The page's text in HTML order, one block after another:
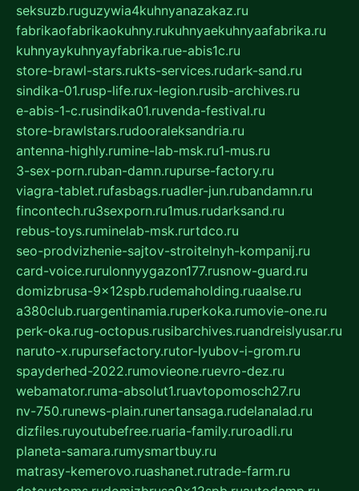
seksuzb.ruguzywia4kuhnyanazakaz.ru
fabrikaofabrikaokuhny.rukuhnyaekuhnyaafabrika.ru
kuhnyaykuhnyayfabrika.rue-abis1c.ru
store-brawl-stars.rukts-services.rudark-sand.ru
sindika-01.rusp-life.rux-legion.rusib-archives.ru
e-abis-1-c.rusindika01.ruvenda-festival.ru
store-brawlstars.rudooraleksandria.ru
antenna-highly.rumine-lab-msk.ru1-mus.ru
3-sex-porn.ruban-damn.rupurse-factory.ru
viagra-tablet.rufasbags.ruadler-jun.rubandamn.ru
fincontech.ru3sexporn.ru1mus.rudarksand.ru
rebus-toys.ruminelab-msk.rurtdco.ru
seo-prodvizhenie-sajtov-stroitelnyh-kompanij.ru
card-voice.rurulonnyygazon177.rusnow-guard.ru
domizbrusa-9x12spb.rudemaholding.ruaalse.ru
a380club.ruargentinamia.ruperkoka.rumovie-one.ru
perk-oka.rug-octopus.rusibarchives.ruandreislyusar.ru
naruto-x.rupursefactory.rutor-lyubov-i-grom.ru
spayderhed-2022.rumovieone.ruevro-dez.ru
webamator.ruma-absolut1.ruavtopomosch27.ru
nv-750.runews-plain.runertansaga.rudelanalad.ru
dizfiles.ruyoutubefree.ruaria-family.ruroadli.ru
planeta-samara.rumysmartbuy.ru
matrasy-kemerovo.ruashanet.rutrade-farm.ru